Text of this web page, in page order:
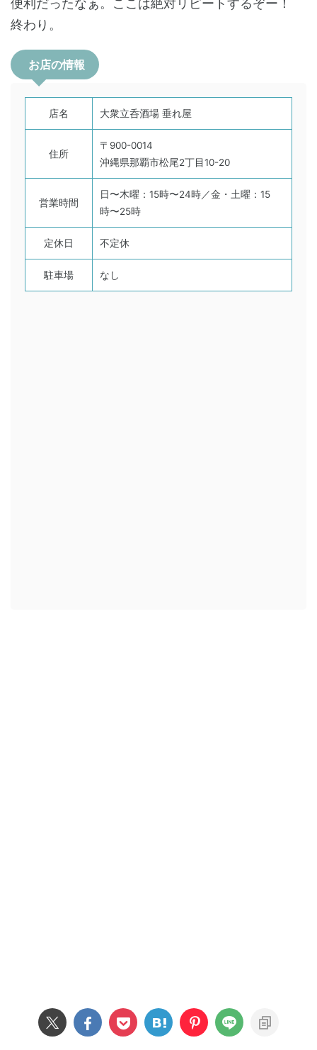
便利だったなぁ。ここは絶対リピートするぞー！
終わり。
お店の情報
店名 大衆立呑酒場 垂れ屋
住所
〒900-0014
沖縄県那覇市松尾2丁目10-20
営業時間
日〜木曜：15時〜24時／金・土曜：15
時〜25時
定休日 不定休
駐車場 なし